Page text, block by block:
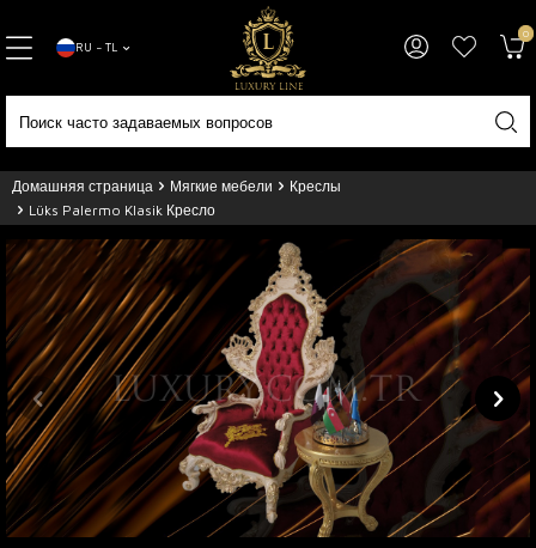
RU − TL
0
Домашняя страница Мягкие мебели
Креслы
Lüks Palermo Klasik Кресло